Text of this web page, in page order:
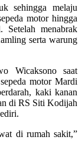
sehingga melaju
motor hingga
Setelah menabrak
serta warung
Wicaksono saat
motor Mardi
kaki kanan
di RS Siti Kodijah
di rumah sakit,”